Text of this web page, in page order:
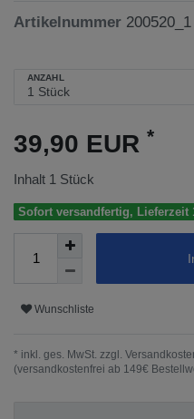
Artikelnummer 200520_1
ANZAHL
39,90 EUR *
Inhalt 1 Stück
Sofort versandfertig, Lieferzeit
Wunschliste
* inkl. ges. MwSt. zzgl.
(versandkostenfrei ab 149€